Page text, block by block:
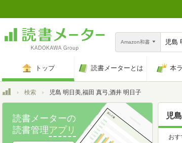
Amazon和書
トップ 読書メーターとは 本
トップ検索 児島 明日美,福田 真弓,酒井 明日子
児
お
読書メーターの
読書管理アプリ